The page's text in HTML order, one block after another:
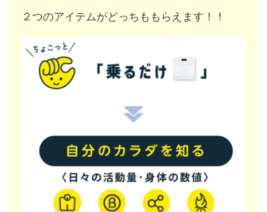
２つのアイテムがどっちももらえます！！